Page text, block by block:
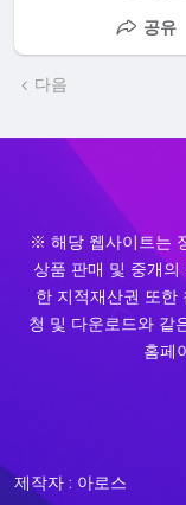
공유
다음
※ 해당 웹사이트는
상품 판매 및 중개의
한 지적재산권 또한
청 및 다운로드와 같
홈페
제작자 : 아로스